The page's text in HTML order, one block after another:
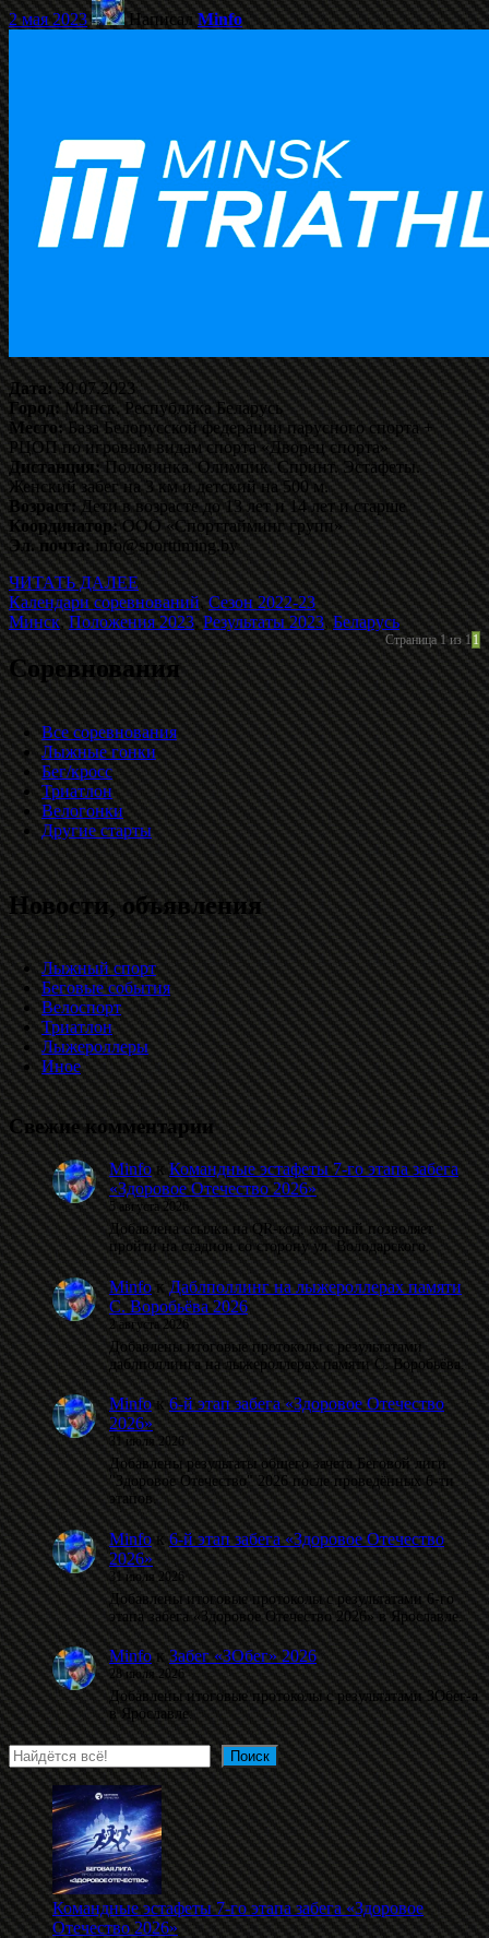
2 мая 2023 НаписалMinfo
Дата:30.07.2023
Город:Минск, Республика Беларусь
Место:База Белорусской федерации парусного спорта +
РЦОП по игровым видам спорта «Дворец спорта»
Дистанция:Половинка. Олимпик. Спринт. Эстафеты.
Женский забег на 3 км и детский на 500 м.
Возраст:Дети в возрасте до 13 лет и 14 лет и старше
Координатор:ООО «Спорттайминг групп»
Эл. почта:info@sporttiming.by
ЧИТАТЬ ДАЛЕЕ
Календари соревнований,Сезон 2022-23
Минск,Положения 2023,Результаты 2023,Беларусь
Страница 1 из 11
Соревнования
Все соревнования
Лыжные гонки
Бег/кросс
Триатлон
Велогонки
Другие старты
Новости, объявления
Лыжный спорт
Беговые события
Велоспорт
Триатлон
Лыжероллеры
Иное
Свежие комментарии
MinfoкКомандные эстафеты 7-го этапа забега
«Здоровое Отечество 2026»
5 августа 2026
Добавлена ссылка на QR-код, который позволяет
пройти на стадион со сторону ул. Володарского.
MinfoкДаблполлинг на лыжероллерах памяти
С. Воробьёва 2026
2 августа 2026
Добавлены итоговые протоколы с результатами
даблполлинга на лыжероллерах памяти С. Воробьёва.
Minfoк6-й этап забега «Здоровое Отечество
2026»
31 июля 2026
Добавлены результаты общего зачета Беговой лиги
"Здоровое Отечество" 2026 после проведённых 6-ти
этапов.
Minfoк6-й этап забега «Здоровое Отечество
2026»
31 июля 2026
Добавлены итоговые протоколы с результатами 6-го
этапа забега «Здоровое Отечество 2026» в Ярославле.
MinfoкЗабег «ЗОбег» 2026
28 июля 2026
Добавлены итоговые протоколы с результатами ЗОбег-а
в Ярославле.
Поиск Поиск
Командные эстафеты 7-го этапа забега «Здоровое
Отечество 2026»